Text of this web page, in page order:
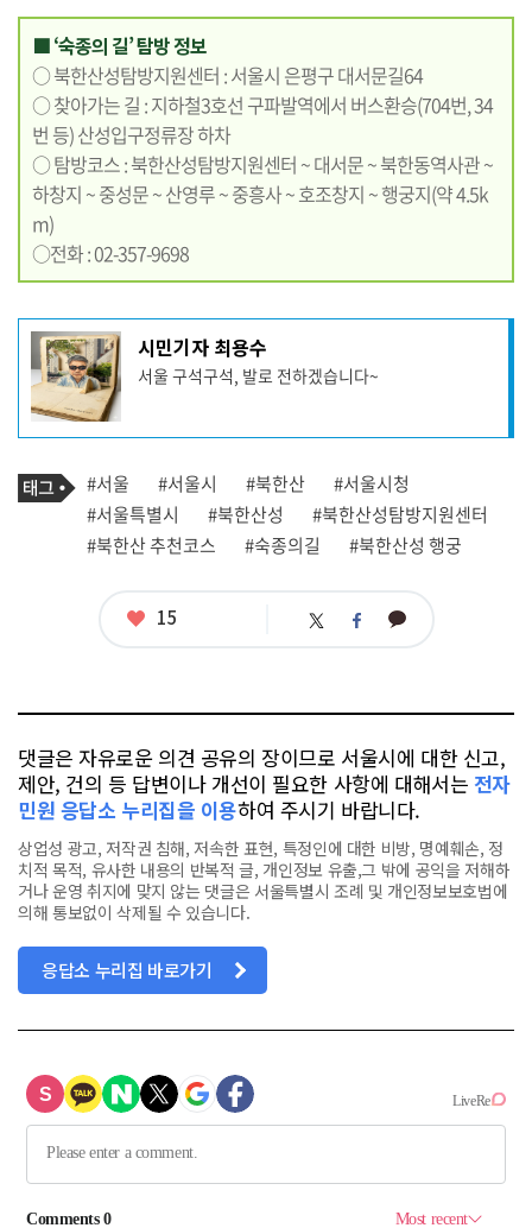
■ ‘숙종의 길’ 탐방 정보
○ 북한산성탐방지원센터 : 서울시 은평구 대서문길64
○ 찾아가는 길 : 지하철3호선 구파발역에서 버스환승(704번, 34
번 등) 산성입구정류장 하차
○ 탐방코스 : 북한산성탐방지원센터 ~ 대서문 ~ 북한동역사관 ~
하창지 ~ 중성문 ~ 산영루 ~ 중흥사 ~ 호조창지 ~ 행궁지(약 4.5k
m)
○전화 : 02-357-9698
기
사
작
성
자
프
필
시민기자 최용수
서울 구석구석, 발로 전하겠습니다~
기
사
관
련
태
태
그
#서울 #서울시 #북한산
#서울시청
#서울특별시
#북한산성
#북한산성탐방지원센터
#북한산 추천코스
#숙종의길 #북한산성 행궁
좋
15 트 페 카
댓글은 자유로운 의견 공유의 장이므로 서울시에 대한 신고,
제안, 건의 등 답변이나 개선이 필요한 사항에 대해서는 전자
민원 응답소 누리집을 이용하여 주시기 바랍니다.
상업성 광고, 저작권 침해, 저속한 표현, 특정인에 대한 비방, 명예훼손, 정
치적 목적, 유사한 내용의 반복적 글, 개인정보 유출,그 밖에 공익을 저해하
거나 운영 취지에 맞지 않는 댓글은 서울특별시 조례 및 개인정보보호법에
의해 통보없이 삭제될 수 있습니다.
응답소 누리집 바로가기